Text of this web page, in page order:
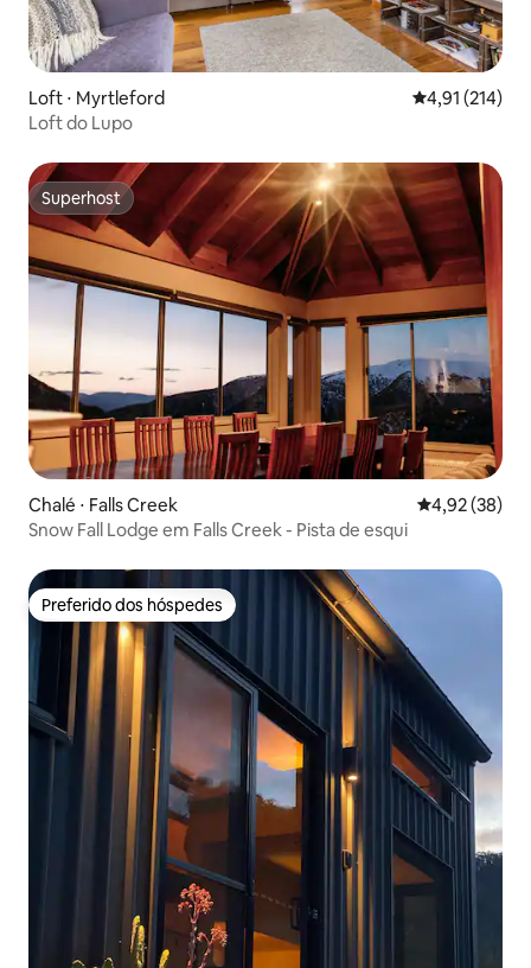
Loft ⋅ Myrtleford 4,91 de uma
4,91 (214)
Loft do Lupo
Superhost
Superhost
Chalé ⋅ Falls Creek 4,92 de uma
4,92 (38)
Snow Fall Lodge em Falls Creek - Pista de esqui
Preferido dos hóspedes
Preferido dos hóspedes